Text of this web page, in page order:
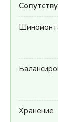
Хранение